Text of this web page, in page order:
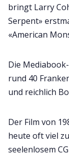
bringt Larry
Serpent»
«American
Die
rund 40
und reichlich
Der Film von
heute oft viel
seelenlosem